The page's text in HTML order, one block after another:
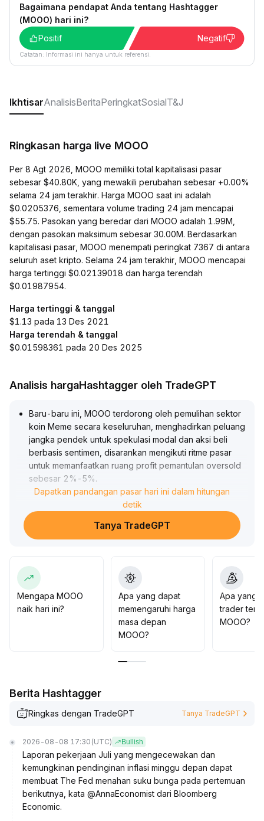
Bagaimana pendapat Anda tentang Hashtagger
(MOOO) hari ini?
Positif
Negatif
Catatan: Informasi ini hanya untuk referensi.
IkhtisarAnalisisBeritaPeringkatSosialT&J
Ringkasan harga live MOOO
Per 8 Agt 2026, MOOO memiliki total kapitalisasi pasar
sebesar $40.80K, yang mewakili perubahan sebesar +0.00%
selama 24 jam terakhir. Harga MOOO saat ini adalah
$0.0205376, sementara volume trading 24 jam mencapai
$55.75. Pasokan yang beredar dari MOOO adalah 1.99M,
dengan pasokan maksimum sebesar 30.00M. Berdasarkan
kapitalisasi pasar, MOOO menempati peringkat 7367 di antara
seluruh aset kripto. Selama 24 jam terakhir, MOOO mencapai
harga tertinggi $0.02139018 dan harga terendah
$0.01987954.
Harga tertinggi & tanggal
$1.13 pada 13 Des 2021
Harga terendah & tanggal
$0.01598361 pada 20 Des 2025
Analisis hargaHashtagger oleh TradeGPT
Baru-baru ini, MOOO terdorong oleh pemulihan sektor
koin Meme secara keseluruhan, menghadirkan peluang
jangka pendek untuk spekulasi modal dan aksi beli
berbasis sentimen, disarankan mengikuti ritme pasar
untuk memanfaatkan ruang profit pemantulan oversold
sebesar 2%-5%.
Namun, dengan beralihnya dana secara bertahap ke
token AI dan token fungsional, tekanan diversifikasi
semakin besar, MOOO menghadapi risiko realisasi
keuntungan dan pengujian ulang, waspada terhadap
Dalam jangka menengah dan panjang, kondisi likuiditas
makro dan lingkungan suku bunga masih cenderung
hati-hati.
Disarankan partisipasi ringan dan memantau indikator
volume, bila zona support kunci (referensi 0
Strategi jangka pendek tetap bullish, jangka panjang
Dapatkan pandangan pasar hari ini dalam hitungan
detik
Tanya TradeGPT
Mengapa MOOO
naik hari ini?
Apa yang dapat
memengaruhi harga
masa depan
MOOO?
Apa yang
trader
MOOO?
Berita Hashtagger
Ringkas dengan TradeGPT Tanya TradeGPT
2026-08-08 17:30 (UTC) Bullish
Laporan pekerjaan Juli yang mengecewakan dan
kemungkinan pendinginan inflasi minggu depan dapat
membuat The Fed menahan suku bunga pada pertemuan
berikutnya, kata @AnnaEconomist dari Bloomberg
Economic.